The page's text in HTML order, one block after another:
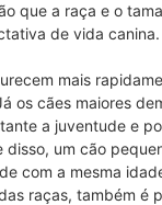
que a raça e o
de vida canina.
mais
os cães maiores
a juventude e
um cão
com a mesma
raças, também é